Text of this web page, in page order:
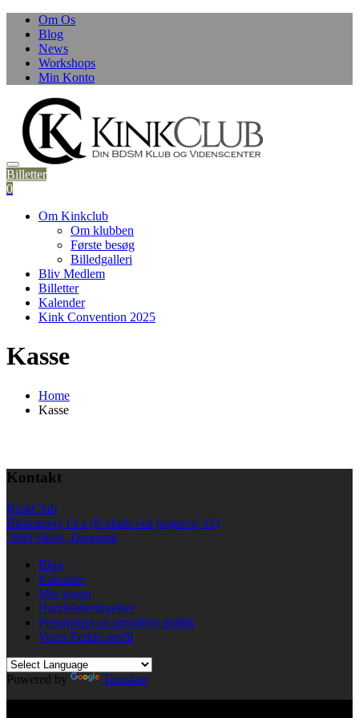
Om Os
Blog
News
Workshops
Min Konto
Billetter
0
Om Kinkclub
Om klubben
Første besøg
Billedgalleri
Bliv Medlem
Billetter
Kalender
Kink Convention 2025
Kasse
Home
Kasse
Kontakt
KinkClub
Bilstrupvej 13 a (P-plads ved jægervej 12)
7800 Skive, Danmark
Blog
Kalender
Min konto
Handelsbetingelser
Persondata og privatlivs politik
Vores Fetlife profil
Powered by
Translate